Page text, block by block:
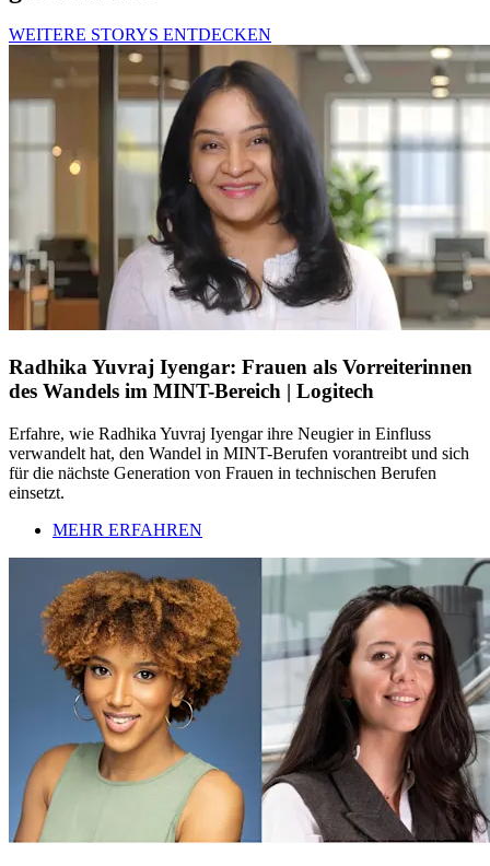
WEITERE STORYS ENTDECKEN
Radhika Yuvraj Iyengar: Frauen als Vorreiterinnen
des Wandels im MINT-Bereich | Logitech
Erfahre, wie Radhika Yuvraj Iyengar ihre Neugier in Einfluss
verwandelt hat, den Wandel in MINT-Berufen vorantreibt und sich
für die nächste Generation von Frauen in technischen Berufen
einsetzt.
MEHR ERFAHREN